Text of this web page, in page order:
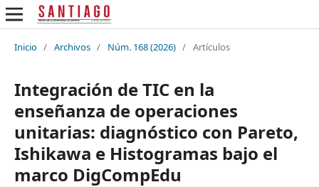
Inicio / Archivos / Núm. 168 (2026) / Artículos
Integración de TIC en la
enseñanza de operaciones
unitarias: diagnóstico con Pareto,
Ishikawa e Histogramas bajo el
marco DigCompEdu